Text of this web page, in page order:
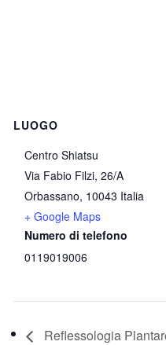
LUOGO
Centro Shiatsu
Via Fabio Filzi, 26/A
Orbassano, 10043 Italia
+ Google Maps
Numero di telefono
0119019006
Reflessologia